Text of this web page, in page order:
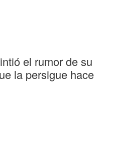
el rumor de su
la persigue hace